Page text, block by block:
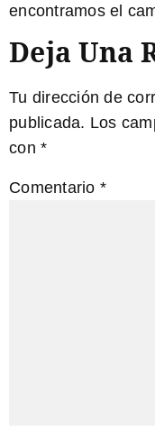
encontramos el
Deja Una
Tu dirección de
publicada. Los
con *
Comentario *